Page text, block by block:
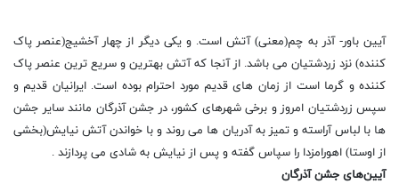
آیین باور- آذر به چم(معنی) آتش است. و یکی دیگر از چهار آخشیج(عنصر پاک
کننده) نزد زردشتیان می باشد. از آنجا که آتش بهترین و سریع ترین عنصر پاک
کننده و گرما است از زمان های قدیم مورد احترام بوده است. ایرانیان قدیم و
سپس زردشتیان امروز و برخی شهرهای کشور، در جشن آذرگان مانند سایر جشن
ها با لباس آراسته و تمیز به آدریان ها می روند و با خواندن آتش نیایش(بخشی
از اوستا) اهورامزدا را سپاس گفته و پس از نیایش به شادی می پردازند .
آیین‌های جشن آذرگان